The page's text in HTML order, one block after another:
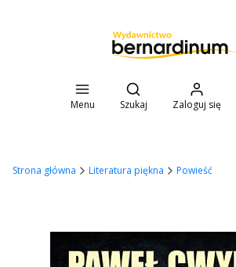
Menu
Otwórz wyszukiwarkę
Szukaj Zaloguj się
Strona główna Literatura piękna Powieść